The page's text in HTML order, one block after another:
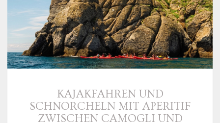
KAJAKFAHREN UND
SCHNORCHELN MIT APERITIF
ZWISCHEN CAMOGLI UND